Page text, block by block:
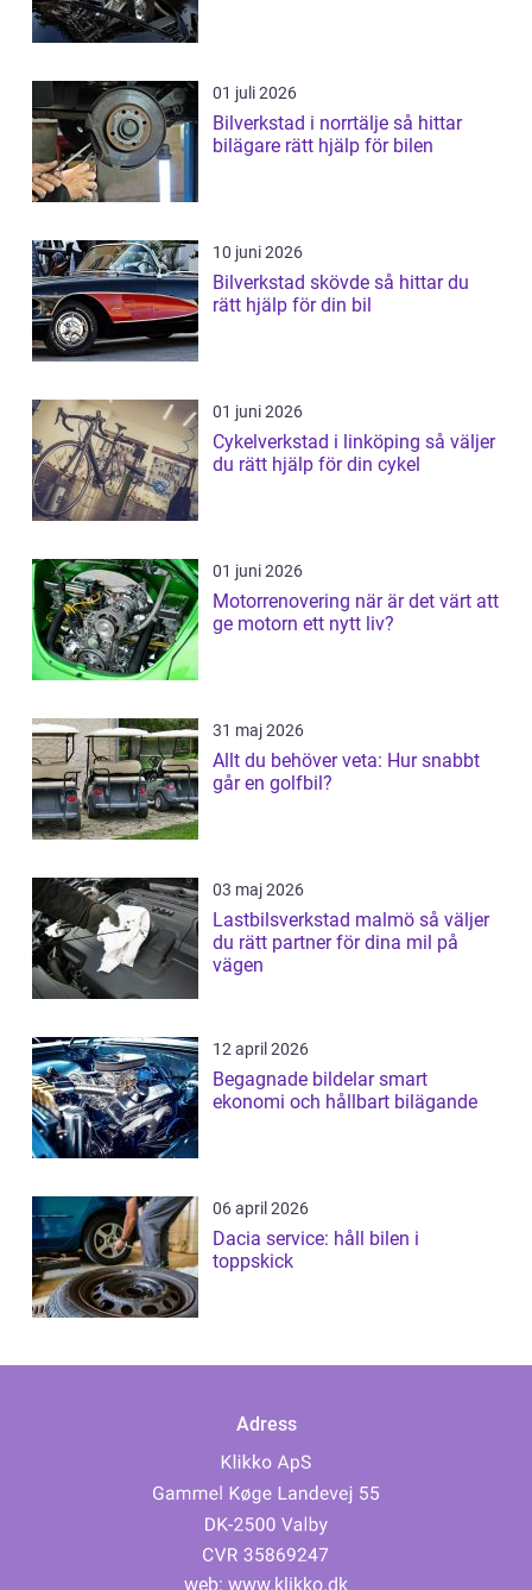
01 juli 2026
Bilverkstad i norrtälje så hittar
bilägare rätt hjälp för bilen
10 juni 2026
Bilverkstad skövde så hittar du
rätt hjälp för din bil
01 juni 2026
Cykelverkstad i linköping så väljer
du rätt hjälp för din cykel
01 juni 2026
Motorrenovering när är det värt att
ge motorn ett nytt liv?
31 maj 2026
Allt du behöver veta: Hur snabbt
går en golfbil?
03 maj 2026
Lastbilsverkstad malmö så väljer
du rätt partner för dina mil på
vägen
12 april 2026
Begagnade bildelar smart
ekonomi och hållbart bilägande
06 april 2026
Dacia service: håll bilen i
toppskick
Adress
web: www.klikko.dk